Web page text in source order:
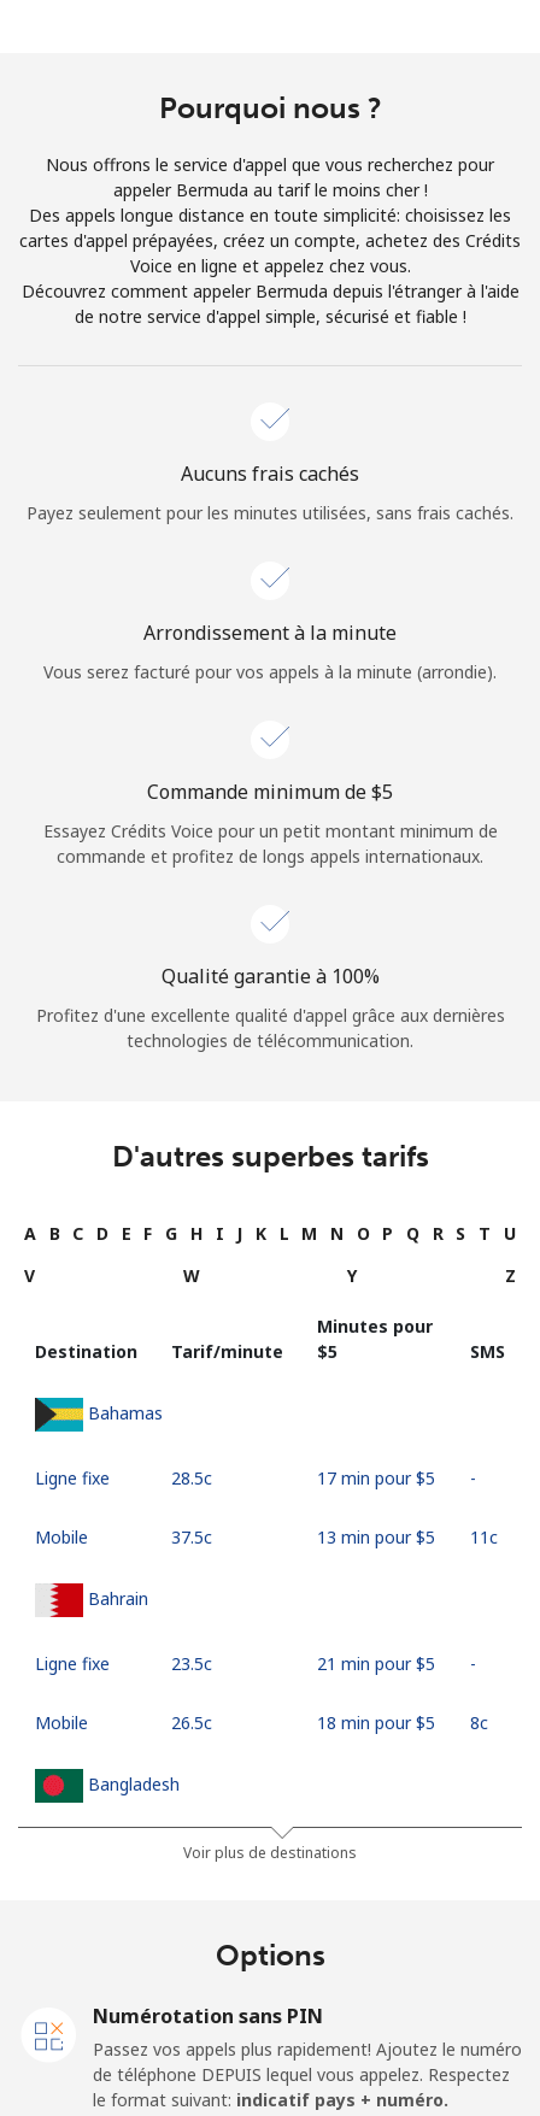
Bonjour!
Identifiez-vous ouINSCRIVEZ-VOUS →
Login
ou
Continue avec
Pourquoi nous ?
Nous offrons le service d'appel que vous recherchez pour
appeler Bermuda au tarif le moins cher !
Des appels longue distance en toute simplicité: choisissez les
cartes d'appel prépayées, créez un compte, achetez des Crédits
Voice en ligne et appelez chez vous.
Découvrez comment appeler Bermuda depuis l'étranger à l'aide
de notre service d'appel simple, sécurisé et fiable !
Aucuns frais cachés
Payez seulement pour les minutes utilisées, sans frais cachés.
Arrondissement à la minute
Vous serez facturé pour vos appels à la minute (arrondie).
Commande minimum de ⁦$5⁩
Essayez Crédits Voice pour un petit montant minimum de
commande et profitez de longs appels internationaux.
Qualité garantie à 100%
Profitez d'une excellente qualité d'appel grâce aux dernières
technologies de télécommunication.
D'autres superbes tarifs
A B C D E F G H I J K L M N O P Q R S T
U
V
W Y Z
Destination Tarif/minute
Minutes pour
⁦$5⁩
SMS
Bahamas
Ligne fixe ⁦28.5c⁩ 17 min pour ⁦$5⁩ -
Mobile ⁦37.5c⁩ 13 min pour ⁦$5⁩ ⁦11c⁩
Bahrain
Ligne fixe ⁦23.5c⁩ 21 min pour ⁦$5⁩ -
Mobile ⁦26.5c⁩ 18 min pour ⁦$5⁩ ⁦8c⁩
Bangladesh
⁦4.5c⁩
111 min pour
⁦$5⁩
Barbados
Ligne fixe ⁦39.5c⁩ 12 min pour ⁦$5⁩ -
Voir plus de destinations
Options
Numérotation sans PIN
Passez vos appels plus rapidement! Ajoutez le numéro
de téléphone DEPUIS lequel vous appelez. Respectez
le format suivant: indicatif pays + numéro.